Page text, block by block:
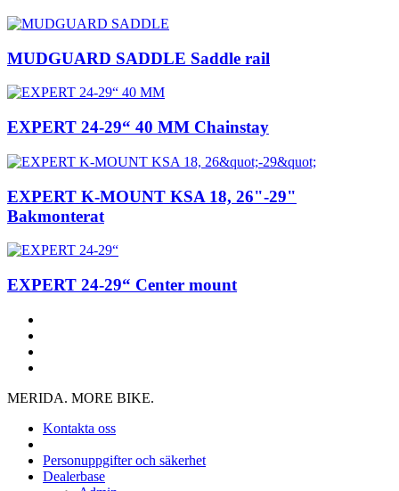
MUDGUARD SADDLE Saddle rail
EXPERT 24-29“ 40 MM Chainstay
EXPERT K-MOUNT KSA 18, 26"-29"
Bakmonterat
EXPERT 24-29“ Center mount
MERIDA. MORE BIKE.
Kontakta oss
Personuppgifter och säkerhet
Dealerbase